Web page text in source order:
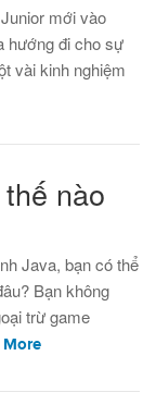
mới vào
hướng đi cho sự
vài kinh nghiệm
nào
Java, bạn có thể
Bạn không
trừ game
More